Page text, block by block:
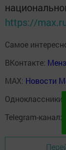
https://
Самое
ВКонтакте:
MAX: Новости
Одноклассники:
Telegram-канал: